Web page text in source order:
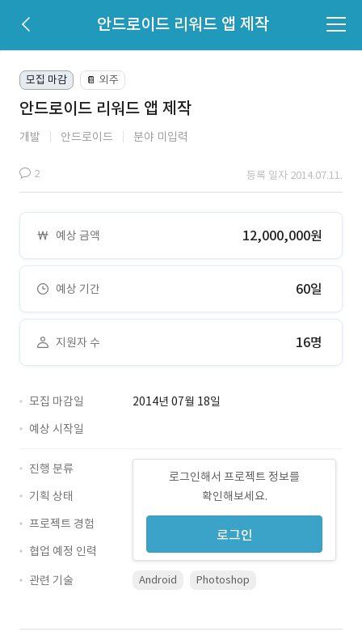
안드로이드 리워드 앱 제작
모집 마감 📔 외주
안드로이드 리워드 앱 제작
개발 안드로이드 분야 미입력
2 등록 일자 2014.07.11.
예상 금액 12,000,000원
예상 기간 60일
지원자 수 16명
모집 마감일
2014년 07월 18일
예상 시작일
로그인해서 프로젝트 정보를
확인해보세요.
로그인
진행 분류
기획 상태
프로젝트 경험
협업 예정 인력
관련 기술
Android Photoshop